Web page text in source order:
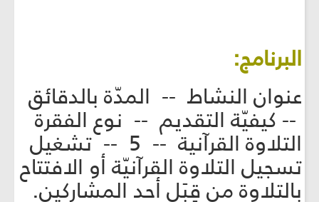
البرنامج:
عنوان النشاط -- المدّة بالدقائق
-- كيفيّة التقديم -- نوع الفقرة
التلاوة القرآنية -- 5 -- تشغيل
تسجيل التلاوة القرآنيّة أو الافتتاح
بالتلاوة من قِبَل أحد المشاركين.